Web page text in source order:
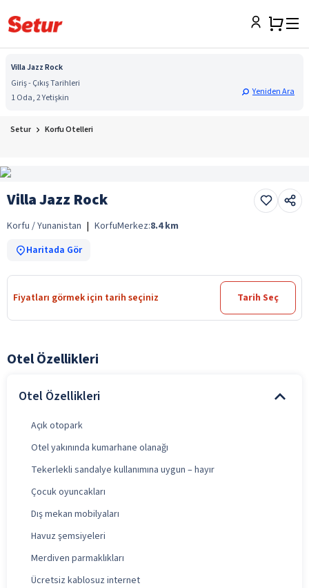
Villa Jazz Rock
Giriş - Çıkış Tarihleri
1 Oda, 2 Yetişkin
Yeniden Ara
Setur Korfu Otelleri
Villa Jazz Rock
Korfu / Yunanistan | KorfuMerkez:8.4 km
Haritada Gör
Fiyatları görmek için tarih seçiniz Tarih Seç
Otel Özellikleri
Otel Özellikleri
Açık otopark
Otel yakınında kumarhane olanağı
Tekerlekli sandalye kullanımına uygun – hayır
Çocuk oyuncakları
Dış mekan mobilyaları
Havuz şemsiyeleri
Merdiven parmaklıkları
Ücretsiz kablosuz internet